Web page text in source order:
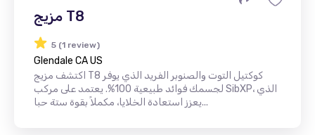
مزيج T8
5 (1 review)
Glendale CA US
اكتشف مزيج T8 كوكتيل التوت والصنوبر الفريد الذي يوفر
لجسمك فوائد طبيعية 100%. يعتمد على مركب SibXP، الذي
يعزز استعادة الخلايا، مكملاً بقوة ستة حبا...